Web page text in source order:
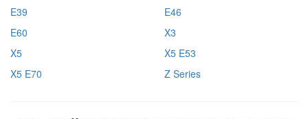
E39
E46
E60
X3
X5
X5 E53
X5 E70
Z Series